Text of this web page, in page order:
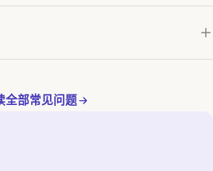
全部常见问题